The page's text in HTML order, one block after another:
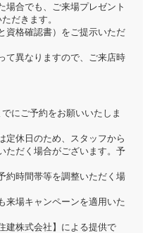
場合でも、ご来場プレゼント
だきます。
資格確認書）をご提示いただ
て異なりますので、ご来店時
にご予約をお願いいたしま
定休日のため、スタッフから
ただく場合がございます。予
約時間帯等を調整いただく場
来場キャンペーンを適用いた
建株式会社】による提供で